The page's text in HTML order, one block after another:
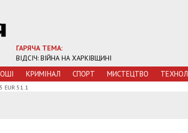
ГАРЯЧА ТЕМА:
ВІДСІЧ: ВІЙНА НА ХАРКІВЩИНІ
КРИМIНАЛ СПОРТ МИСТЕЦТВО
EUR 51.1